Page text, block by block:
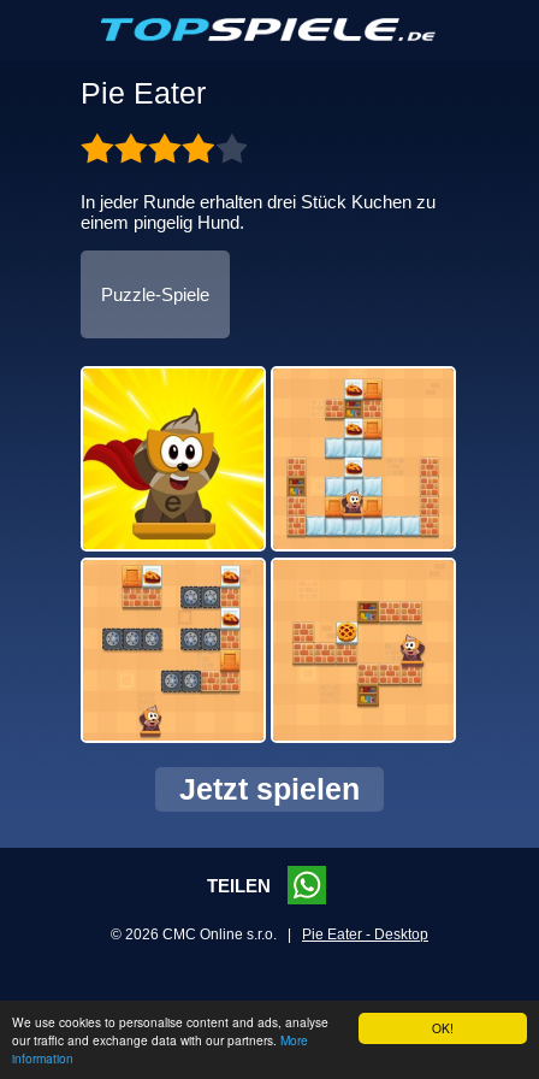
OK!
We use cookies to personalise content and ads, analyse
our traffic and exchange data with our partners. More
information
Pie Eater
In jeder Runde erhalten drei Stück Kuchen zu
einem pingelig Hund.
Puzzle-Spiele
Jetzt spielen
TEILEN
© 2026 CMC Online s.r.o. | Pie Eater - Desktop